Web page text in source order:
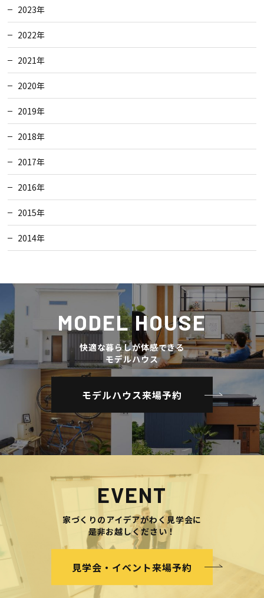
2023年
2022年
2021年
2020年
2019年
2018年
2017年
2016年
2015年
2014年
MODEL HOUSE
快適な暮らしが体感できる
モデルハウス
モデルハウス来場予約
EVENT
家づくりのアイデアがわく見学会に
是非お越しください！
見学会・イベント来場予約